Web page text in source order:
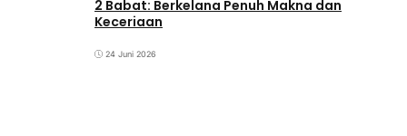
2 Babat: Berkelana Penuh Makna dan
Keceriaan
24 Juni 2026